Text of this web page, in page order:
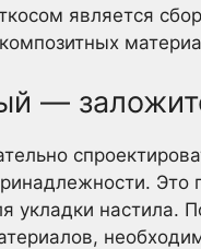
является
—
Это
укладки настила.